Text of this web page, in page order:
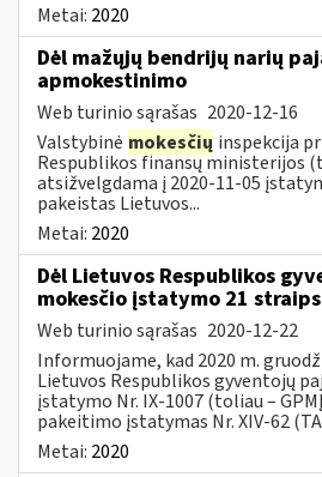
Metai: 2020
Dėl mažųjų bendrijų narių
apmokestinimo
Web turinio sąrašas 2020-12-16
Valstybinė mokesčių inspekcija
Respublikos finansų ministerijos
atsižvelgdama į 2020-11-05
pakeistas Lietuvos...
Metai: 2020
Dėl Lietuvos Respublikos
mokesčio įstatymo 21
Web turinio sąrašas 2020-12-22
Informuojame, kad 2020 m.
Lietuvos Respublikos gyventojų
įstatymo Nr. IX-1007 (toliau –
pakeitimo įstatymas Nr. XIV-62
Metai: 2020